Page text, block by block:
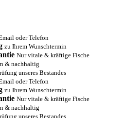
oder Telefon
zu Ihrem Wunschtermin
Nur vitale & kräftige Fische
& nachhaltig
unseres Bestandes
oder Telefon
zu Ihrem Wunschtermin
Nur vitale & kräftige Fische
& nachhaltig
unseres Bestandes